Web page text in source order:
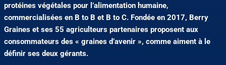
protéines végétales pour l’alimentation humaine,
commercialisées en B to B et B to C. Fondée en 2017, Berry
Graines et ses 55 agriculteurs partenaires proposent aux
consommateurs des « graines d’avenir », comme aiment à le
définir ses deux gérants.